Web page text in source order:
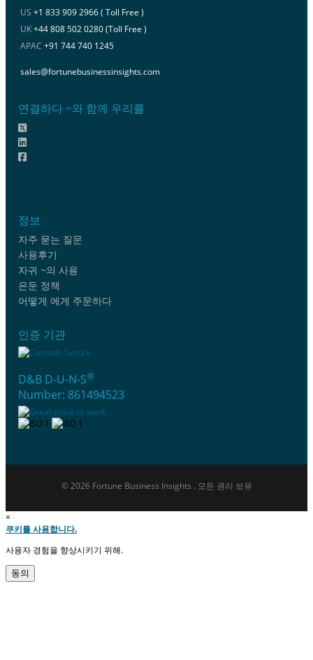
US +1 833 909 2966 ( Toll Free )
UK+44 808 502 0280 (Toll Free )
APAC +91 744 740 1245
sales@fortunebusinessinsights.com
연결하다 ~와 함께 우리를
정보
자주 묻는 질문
사용후기
자귀 ~의 사용
은둔 정책
어떻게 에게 주문하다
인증 기관
D&B D-U-N-S®
Number: 861494523
© 2026 Fortune Business Insights . 모든 권리 보유
×
쿠키를 사용합니다.
사용자 경험을 향상시키기 위해.
동의